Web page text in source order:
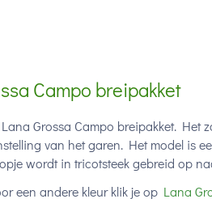
Campo breipakket
Grossa Campo breipakket. Het
van het garen. Het model is
wordt in tricotsteek gebreid op
een andere kleur klik je op Lana